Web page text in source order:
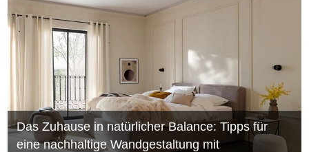
Das Zuhause in natürlicher Balance: Tipps für
eine nachhaltige Wandgestaltung mit